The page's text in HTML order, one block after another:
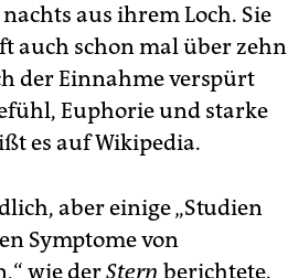
aus ihrem Loch. Sie
auch schon mal über zehn
der Einnahme verspürt
Euphorie und starke
es auf Wikipedia.
aber einige „Studien
Symptome von
wie derStern berichtete.